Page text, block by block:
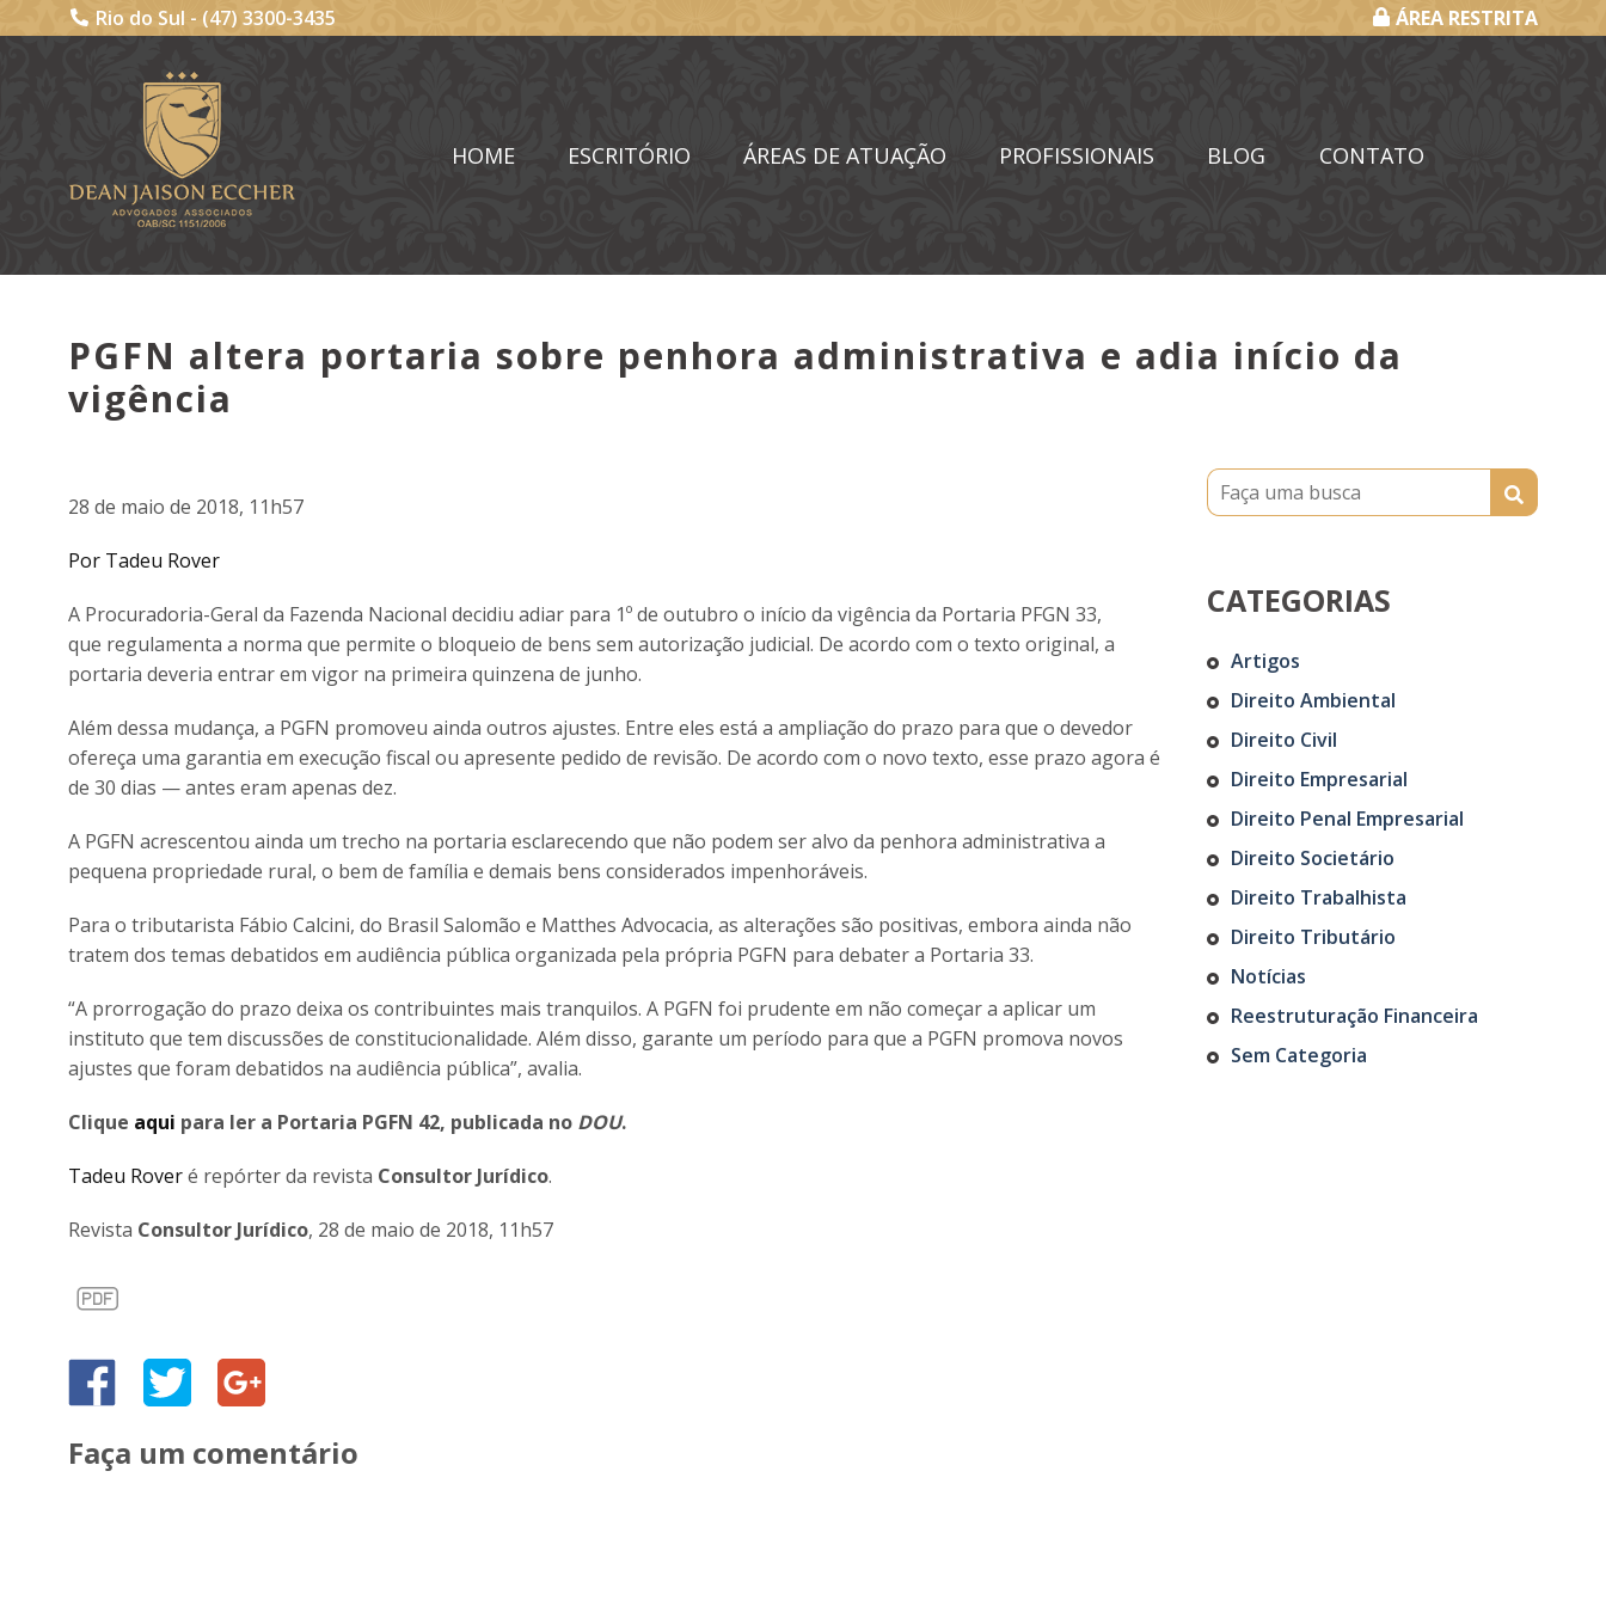
Rio do Sul - (47) 3300-3435 ÁREA RESTRITA
HOME ESCRITÓRIO ÁREAS DE ATUAÇÃO PROFISSIONAIS BLOG CONTATO
PGFN altera portaria sobre penhora administrativa e adia início da
vigência
28 de maio de 2018, 11h57
Por Tadeu Rover
A Procuradoria-Geral da Fazenda Nacional decidiu adiar para 1º de outubro o início da vigência da Portaria PFGN 33,
que regulamenta a norma que permite o bloqueio de bens sem autorização judicial. De acordo com o texto original, a
portaria deveria entrar em vigor na primeira quinzena de junho.
Além dessa mudança, a PGFN promoveu ainda outros ajustes. Entre eles está a ampliação do prazo para que o devedor
ofereça uma garantia em execução fiscal ou apresente pedido de revisão. De acordo com o novo texto, esse prazo agora é
de 30 dias — antes eram apenas dez.
A PGFN acrescentou ainda um trecho na portaria esclarecendo que não podem ser alvo da penhora administrativa a
pequena propriedade rural, o bem de família e demais bens considerados impenhoráveis.
Para o tributarista Fábio Calcini, do Brasil Salomão e Matthes Advocacia, as alterações são positivas, embora ainda não
tratem dos temas debatidos em audiência pública organizada pela própria PGFN para debater a Portaria 33.
“A prorrogação do prazo deixa os contribuintes mais tranquilos. A PGFN foi prudente em não começar a aplicar um
instituto que tem discussões de constitucionalidade. Além disso, garante um período para que a PGFN promova novos
ajustes que foram debatidos na audiência pública”, avalia.
Clique aqui para ler a Portaria PGFN 42, publicada no DOU.
Tadeu Roveré repórter da revista Consultor Jurídico.
Revista Consultor Jurídico, 28 de maio de 2018, 11h57
Faça um comentário
CATEGORIAS
Artigos
Direito Ambiental
Direito Civil
Direito Empresarial
Direito Penal Empresarial
Direito Societário
Direito Trabalhista
Direito Tributário
Notícias
Reestruturação Financeira
Sem Categoria